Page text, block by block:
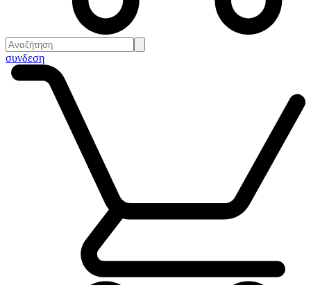
συνδεση